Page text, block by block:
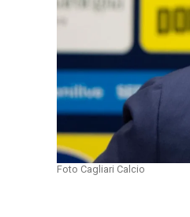
Foto Cagliari Calcio